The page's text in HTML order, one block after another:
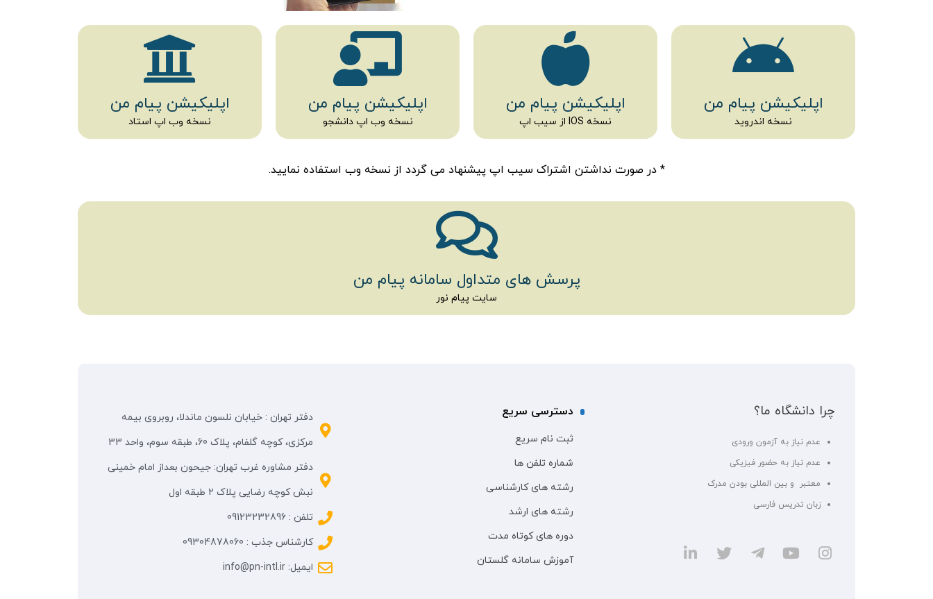
اپلیکیشن پیام من
نسخه اندروید
اپلیکیشن پیام من
نسخه IOS از سیب اپ
اپلیکیشن پیام من
نسخه وب اپ دانشجو
اپلیکیشن پیام من
نسخه وب اپ استاد
* در صورت نداشتن اشتراک سیب اپ پیشنهاد می گردد از نسخه وب استفاده نمایید.
پرسش های متداول سامانه پیام من
سایت پیام نور
چرا دانشگاه ما؟
عدم نیاز به آزمون ورودی
عدم نیاز به حضور فیزیکی
معتبر و بین المللی بودن مدرک
زبان تدریس فارسی
دسترسی سریع
ثبت نام سریع
شماره تلفن ها
رشته های کارشناسی
رشته های ارشد
دوره های کوتاه مدت
آموزش سامانه گلستان
دفتر تهران : خیابان نلسون ماندلا، روبروی بیمه
مرکزی، کوچه گلفام، پلاک 60، طبقه سوم، واحد 33
دفتر مشاوره غرب تهران: جیحون بعداز امام خمینی
نبش کوچه رضایی پلاک ۲ طبقه اول
تلفن : 09123232896
کارشناس جذب : 09304878060
ایمیل: info@pn-intl.ir